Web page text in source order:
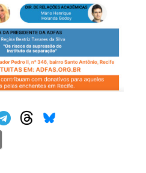
Media
Regina Beatriz foi entrevistada na
7º Congresso Internacional de